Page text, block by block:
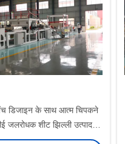
डिजाइन के साथ आत्म चिपकने
जलरोधक शीट झिल्ली उत्पादन
लाइन